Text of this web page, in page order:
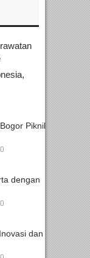
Piknik
0
dengan
0
dan